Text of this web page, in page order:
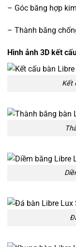
– Góc băng hợp
– Thành băng
Hình ảnh 3D kết
Kết